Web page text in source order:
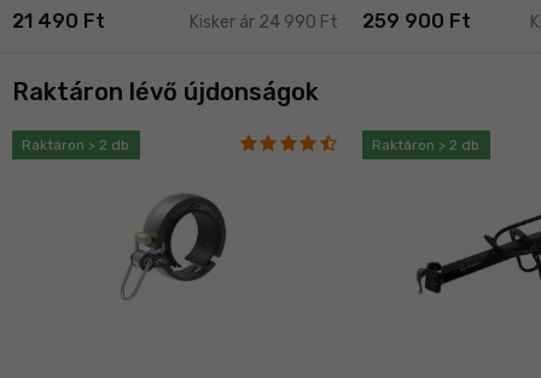
21 490 Ft Kisker ár 24 990 Ft 259 900 Ft
Raktáron lévő újdonságok
Raktáron > 2 db Raktáron > 2 db